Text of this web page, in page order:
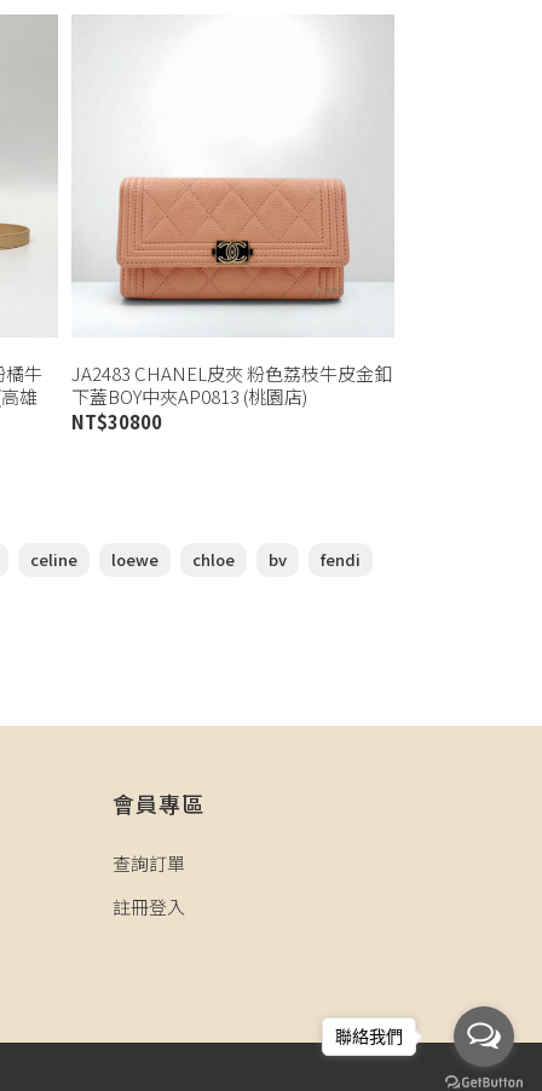
橘牛
雄
JA2483 CHANEL皮夾 粉色荔枝牛皮金釦
下蓋BOY中夾AP0813 (桃園店)
NT$30800
celine loewe chloe bv
fendi
會員專區
查詢訂單
註冊登入
聯絡我們